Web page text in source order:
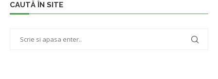
CAUTĂ ÎN SITE